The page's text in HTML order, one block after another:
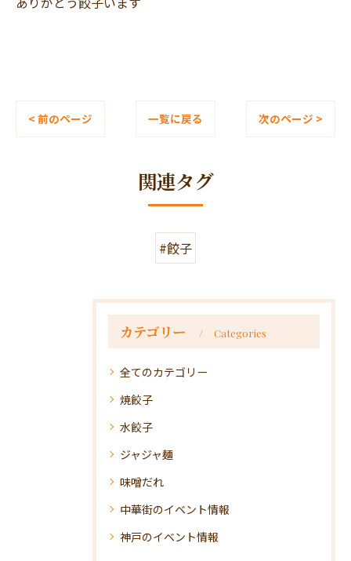
< 前のページ 一覧に戻る 次のページ >
関連タグ
#餃子
カテゴリー Categories
全てのカテゴリー
焼餃子
水餃子
ジャジャ麺
味噌だれ
中華街のイベント情報
神戸のイベント情報